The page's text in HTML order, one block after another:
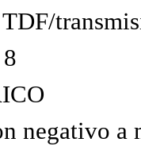
TDF/
negativo a